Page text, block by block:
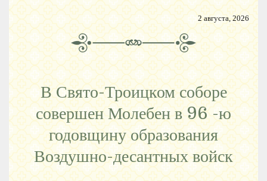
2 августа, 2026
В Свято-Троицком соборе
совершен Молебен в 96 -ю
годовщину образования
Воздушно-десантных войск